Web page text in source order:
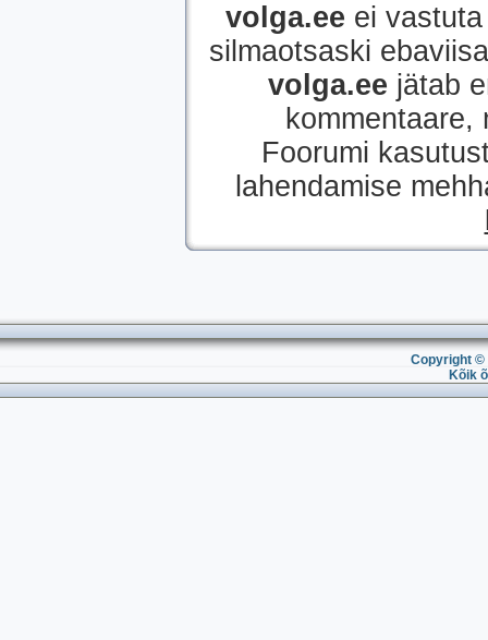
volga.ee ei
silmaotsaski
volga.ee jätab
Foorumi
lahendamise
Copyright ©
Kõik